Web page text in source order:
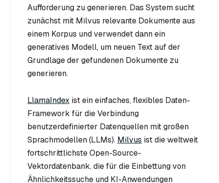
Aufforderung zu generieren. Das System sucht
zunächst mit Milvus relevante Dokumente aus
einem Korpus und verwendet dann ein
generatives Modell, um neuen Text auf der
Grundlage der gefundenen Dokumente zu
generieren.
LlamaIndex ist ein einfaches, flexibles Daten-
Framework für die Verbindung
benutzerdefinierter Datenquellen mit großen
Sprachmodellen (LLMs). Milvus ist die weltweit
fortschrittlichste Open-Source-
Vektordatenbank, die für die Einbettung von
Ähnlichkeitssuche und KI-Anwendungen